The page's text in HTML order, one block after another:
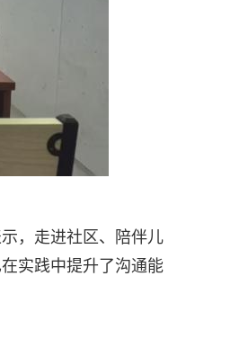
，走进社区、陪伴儿
实践中提升了沟通能